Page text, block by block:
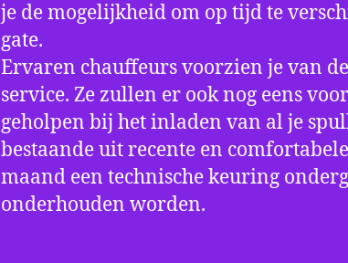
je de mogelijkheid om op tijd te
gate.
Ervaren chauffeurs voorzien je van
service. Ze zullen er ook nog eens
geholpen bij het inladen van al je
bestaande uit recente en
maand een technische keuring
onderhouden worden.